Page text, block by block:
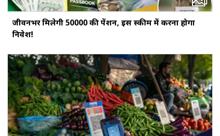
जीवनभर मिलेगी ₹50000 की पेंशन, इस स्‍कीम में करना होगा
निवेश!